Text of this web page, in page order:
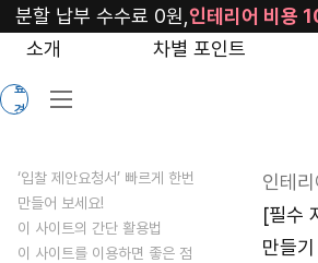
blog/making-
료
견
소개 차별 포인트
분할 납부 수수료 0원, 인테리어 비용
[필수
만들기
인테
‘입찰 제안요청서’ 빠르게 한번
만들어 보세요!
이 사이트의 간단 활용법
이 사이트를 이용하면 좋은 점